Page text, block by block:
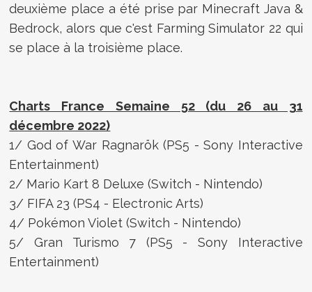
deuxième place a été prise par Minecraft Java &
Bedrock, alors que c'est Farming Simulator 22 qui
se place à la troisième place.
Charts France Semaine 52 (du 26 au 31
décembre 2022)
1/ God of War Ragnarök (PS5 - Sony Interactive
Entertainment)
2/ Mario Kart 8 Deluxe (Switch - Nintendo)
3/ FIFA 23 (PS4 - Electronic Arts)
4/ Pokémon Violet (Switch - Nintendo)
5/ Gran Turismo 7 (PS5 - Sony Interactive
Entertainment)